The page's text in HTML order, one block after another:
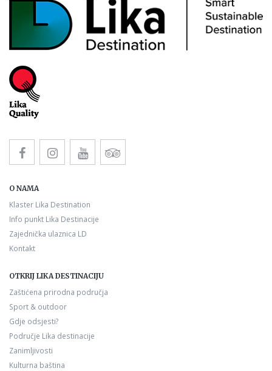
O NAMA
Klaster Lika Destination
Info punkt Lika Destinacije
Zajednička ulaznica LD
Kontakt
OTKRIJ LIKA DESTINACIJU
Zaštićena prirodna područja
Sport & outdoor
Gdje odsjesti?
Područje Lika destinacije
Zanimljivosti
Kulturna baština